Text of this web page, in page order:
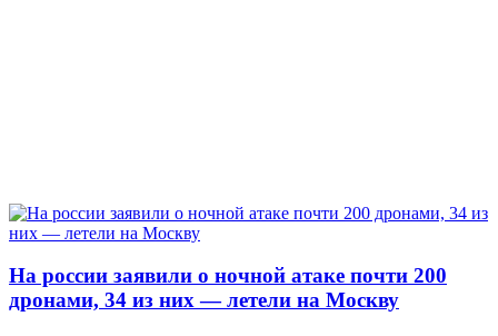
На россии заявили о ночной атаке почти 200
дронами, 34 из них — летели на Москву